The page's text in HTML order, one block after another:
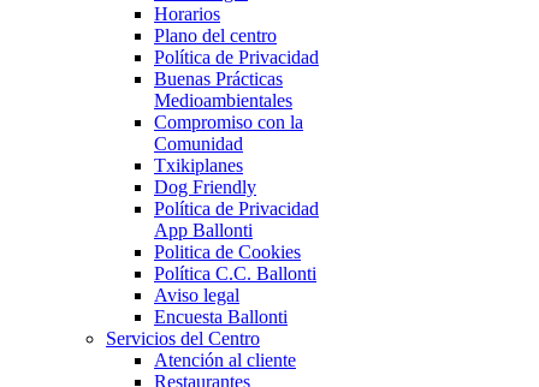
Horarios
Plano del centro
Política de Privacidad
Buenas Prácticas
Medioambientales
Compromiso con la
Comunidad
Txikiplanes
Dog Friendly
Política de Privacidad
App Ballonti
Politica de Cookies
Política C.C. Ballonti
Aviso legal
Encuesta Ballonti
Servicios del Centro
Atención al cliente
Restaurantes